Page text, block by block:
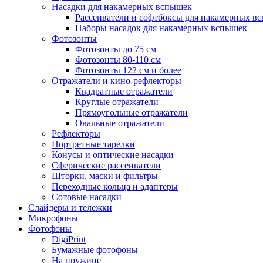
Насадки для накамерных вспышек
Рассеиватели и софтбоксы для накамерных
Наборы насадок для накамерных вспышек
Фотозонты
Фотозонты до 75 см
Фотозонты 80-110 см
Фотозонты 122 см и более
Отражатели и кино-рефлекторы
Квадратные отражатели
Круглые отражатели
Прямоугольные отражатели
Овальные отражатели
Рефлекторы
Портретные тарелки
Конусы и оптические насадки
Сферические рассеиватели
Шторки, маски и фильтры
Переходные кольца и адаптеры
Сотовые насадки
Слайдеры и тележки
Микрофоны
Фотофоны
DigiPrint
Бумажные фотофоны
На пружине